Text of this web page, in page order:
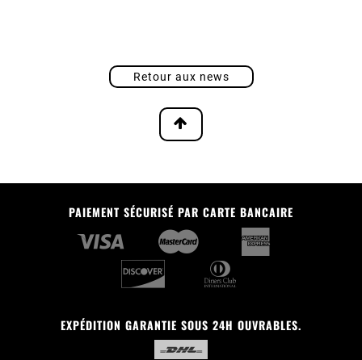
Retour aux news
PAIEMENT SÉCURISÉ PAR CARTE BANCAIRE
EXPÉDITION GARANTIE SOUS 24H OUVRABLES.